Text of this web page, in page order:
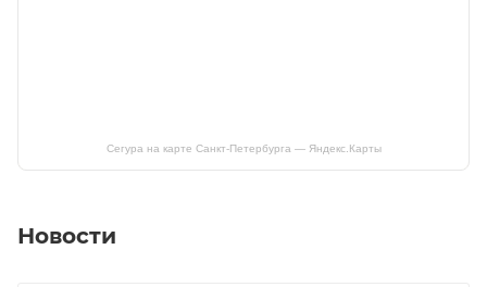
Сегура на карте Санкт‑Петербурга — Яндекс.Карты
Новости